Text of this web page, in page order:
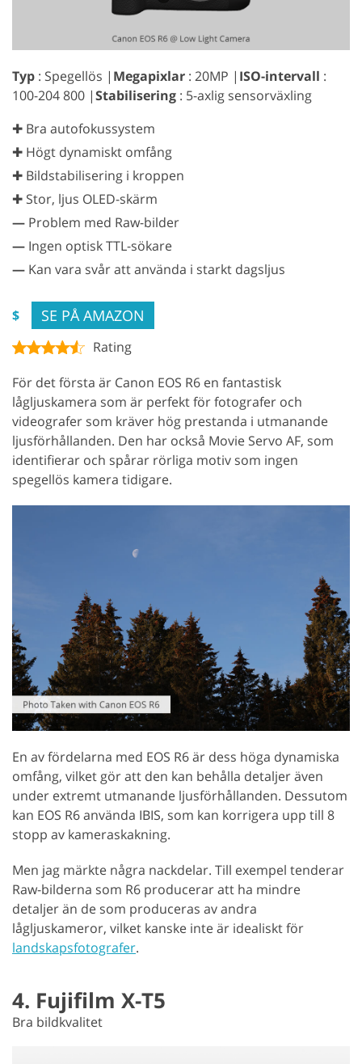
Typ : Spegellös | Megapixlar : 20MP | ISO-intervall :
100-204 800 |Stabilisering : 5-axlig sensorväxling
✚ Bra autofokussystem
✚ Högt dynamiskt omfång
✚ Bildstabilisering i kroppen
✚ Stor, ljus OLED-skärm
— Problem med Raw-bilder
— Ingen optisk TTL-sökare
— Kan vara svår att använda i starkt dagsljus
$ SE PÅ AMAZON
Rating
För det första är Canon EOS R6 en fantastisk
lågljuskamera som är perfekt för fotografer och
videografer som kräver hög prestanda i utmanande
ljusförhållanden. Den har också Movie Servo AF, som
identifierar och spårar rörliga motiv som ingen
spegellös kamera tidigare.
En av fördelarna med EOS R6 är dess höga dynamiska
omfång, vilket gör att den kan behålla detaljer även
under extremt utmanande ljusförhållanden. Dessutom
kan EOS R6 använda IBIS, som kan korrigera upp till 8
stopp av kameraskakning.
Men jag märkte några nackdelar. Till exempel tenderar
Raw-bilderna som R6 producerar att ha mindre
detaljer än de som produceras av andra
lågljuskameror, vilket kanske inte är idealiskt för
landskapsfotografer.
4. Fujifilm X-T5
Bra bildkvalitet